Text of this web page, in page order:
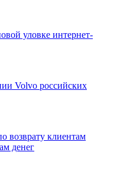
уловке интернет-
Volvo российских
возврату клиентам
денег